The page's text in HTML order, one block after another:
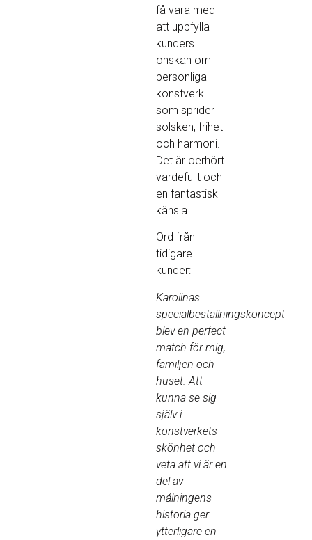
få vara med
att uppfylla
kunders
önskan om
personliga
konstverk
som sprider
solsken, frihet
och harmoni.
Det är oerhört
värdefullt och
en fantastisk
känsla.
Ord från
tidigare
kunder:
Karolinas
specialbeställningskoncept
blev en perfect
match för mig,
familjen och
huset. Att
kunna se sig
själv i
konstverkets
skönhet och
veta att vi är en
del av
målningens
historia ger
ytterligare en